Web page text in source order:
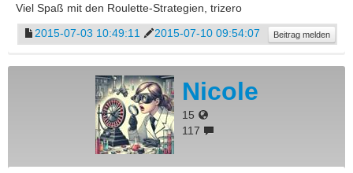
Viel Spaß mit den Roulette-Strategien, trizero
2015-07-03 10:49:11
2015-07-10 09:54:07 Beitrag melden
Nicole
15
117